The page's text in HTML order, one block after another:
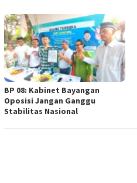
BP 08: Kabinet Bayangan
Oposisi Jangan Ganggu
Stabilitas Nasional